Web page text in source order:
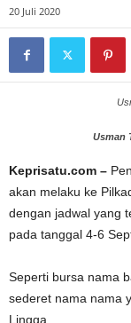
20 Juli 2020
Usman
Keprisatu.com –
akan melaku ke
dengan jadwal yang
pada tanggal 4-6
Seperti bursa nama
sederet nama nama
Lingga.